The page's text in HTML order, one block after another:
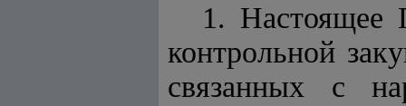
1. Настоящее
контрольной
связанных с